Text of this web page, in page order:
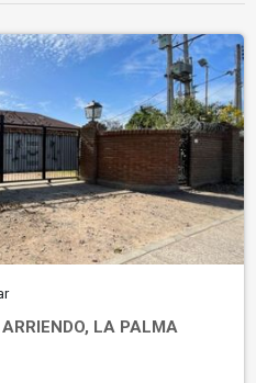
LA PALMA